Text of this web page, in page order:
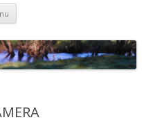
Aller au contenu principal